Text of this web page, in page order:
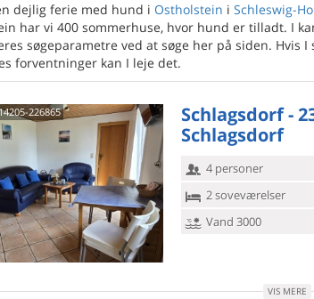
dejlig ferie med hund i Ostholstein i Schleswig-
har vi 400 sommerhuse, hvor hund er tilladt. I
søgeparametre ved at søge her på siden.
forventninger kan I leje det.
226865
Schlagsdorf -
Schlagsdorf
4 personer
2 soveværelser
Vand 3000
VIS MERE